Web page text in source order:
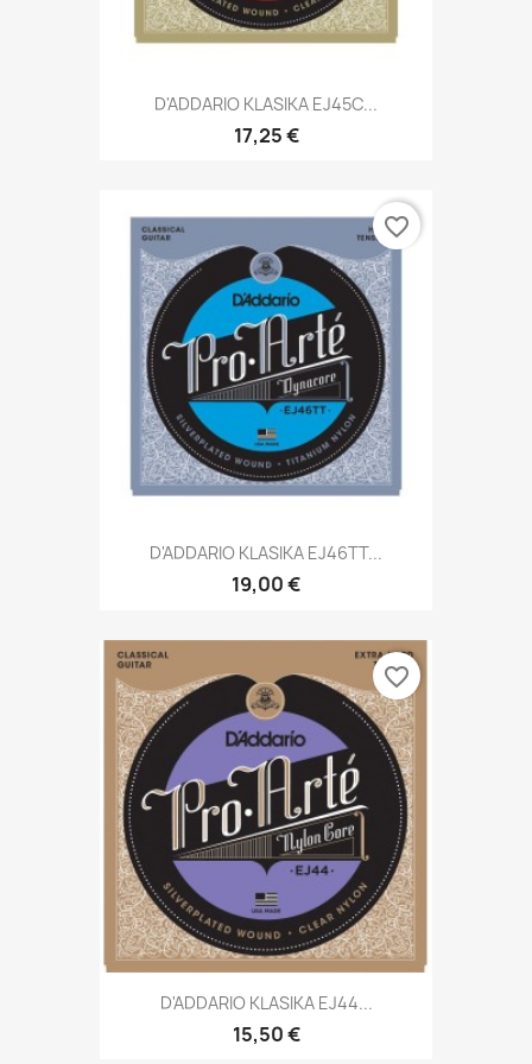
D'ADDARIO KLASIKA EJ45C...
17,25 €
D'ADDARIO KLASIKA EJ46TT...
19,00 €
favorite_border
D'ADDARIO KLASIKA EJ44...
15,50 €
favorite_border